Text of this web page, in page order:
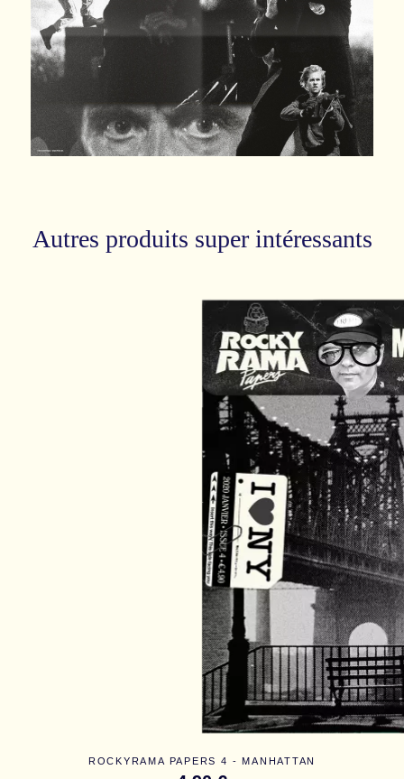
Autres produits super intéressants
ROCKYRAMA PAPERS 4 - MANHATTAN